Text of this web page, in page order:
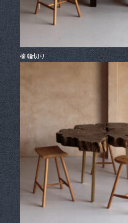
楠 輪切り